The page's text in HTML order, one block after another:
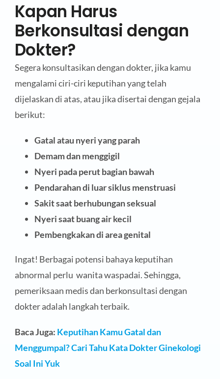
Kapan Harus
Berkonsultasi dengan
Dokter?
Segera konsultasikan dengan dokter, jika kamu
mengalami ciri-ciri keputihan yang telah
dijelaskan di atas, atau jika disertai dengan gejala
berikut:
Gatal atau nyeri yang parah
Demam dan menggigil
Nyeri pada perut bagian bawah
Pendarahan di luar siklus menstruasi
Sakit saat berhubungan seksual
Nyeri saat buang air kecil
Pembengkakan di area genital
Ingat! Berbagai potensi bahaya keputihan
abnormal perlu wanita waspadai. Sehingga,
pemeriksaan medis dan berkonsultasi dengan
dokter adalah langkah terbaik.
Baca Juga: Keputihan Kamu Gatal dan
Menggumpal? Cari Tahu Kata Dokter Ginekologi
Soal Ini Yuk